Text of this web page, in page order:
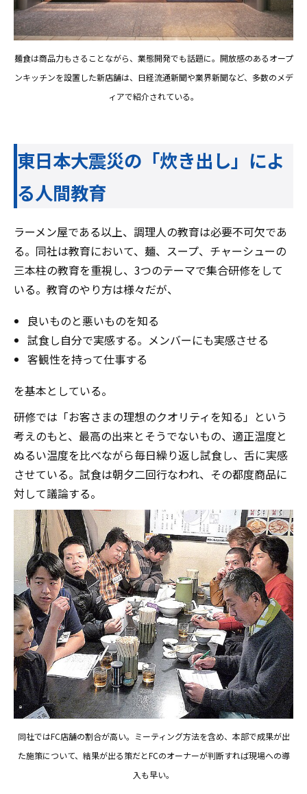
麺食は商品力もさることながら、業態開発でも話題に。開放感のあるオープ
ンキッチンを設置した新店舗は、日経流通新聞や業界新聞など、多数のメデ
ィアで紹介されている。​​​​​​​
東日本大震災の「炊き出し」によ
る人間教育
ラーメン屋である以上、調理人の教育は必要不可欠であ
る。同社は教育において、麺、スープ、チャーシューの
三本柱の教育を重視し、3つのテーマで集合研修をして
いる。教育のやり方は様々だが、
良いものと悪いものを知る
試食し自分で実感する。メンバーにも実感させる
客観性を持って仕事する
を基本としている。
研修では「お客さまの理想のクオリティを知る」という
考えのもと、最高の出来とそうでないもの、適正温度と
ぬるい温度を比べながら毎日繰り返し試食し、舌に実感
させている。試食は朝夕二回行なわれ、その都度商品に
対して議論する。
同社ではFC店舗の割合が高い。ミーティング方法を含め、本部で成果が出
た施策について、結果が出る策だとFCのオーナーが判断すれば現場への導
入も早い。